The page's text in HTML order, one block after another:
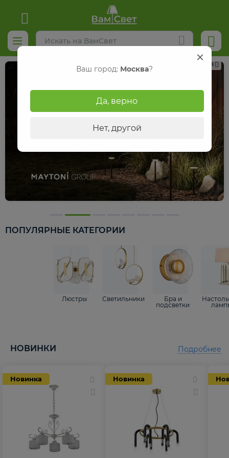
Реклама
ПОПУЛЯРНЫЕ КАТЕГОРИИ
Люстры Светильники
Бра и
подсветки
НОВИНКИ
Новинка Новинка
Подробнее
Ваш город: Москва?
Да, верно
Нет, другой